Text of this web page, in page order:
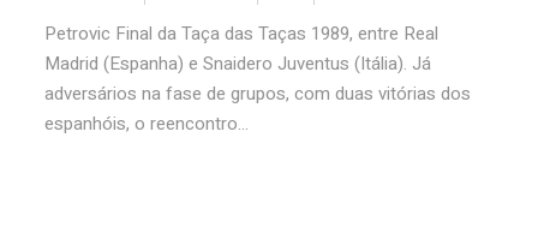
Petrovic Final da Taça das Taças 1989, entre Real
Madrid (Espanha) e Snaidero Juventus (Itália). Já
adversários na fase de grupos, com duas vitórias dos
espanhóis, o reencontro...